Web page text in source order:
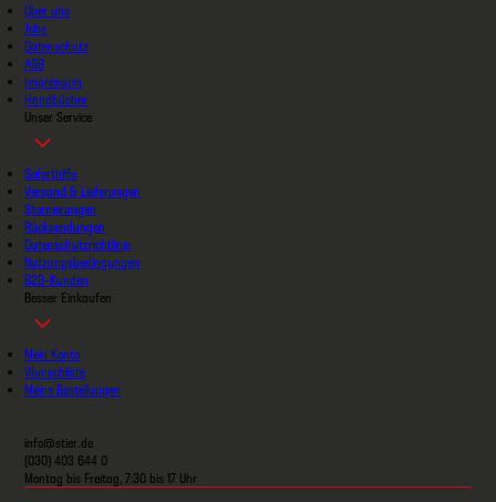
Über uns
Jobs
Datenschutz
AGB
Impressum
Handbücher
Unser Service
Soforthilfe
Versand & Lieferungen
Stornierungen
Rücksendungen
Datenschutzrichtlinie
Nutzungsbedingungen
B2B-Kunden
Besser Einkaufen
Mein Konto
Wunschliste
Meine Bestellungen
info@stier.de
(030) 403 644 0
Montag bis Freitag, 7:30 bis 17 Uhr